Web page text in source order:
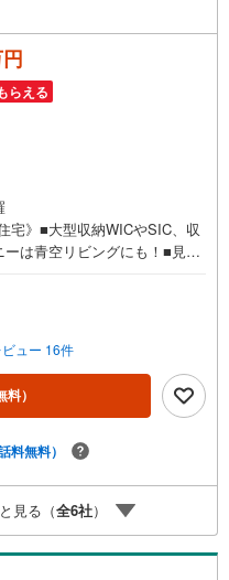
らえる
宅》■大型収納WICやSIC、収
は青空リビングにも！■見
強み～仙台市を中心に宮城県
では当社の強みを大きく2つ
動産知識＞戸建・マンショ
産を取り扱っております。
育て環境や行政などの地域情
い物件選びをして頂けるよ
【売却】【引っ越し】【リフ
種税金についても、誠心誠意
ではキッズスペースも完
是非お越しください。営業時
水曜日※店舗により変動あ
ュー 16件
料）
料無料）
見る（全6社）